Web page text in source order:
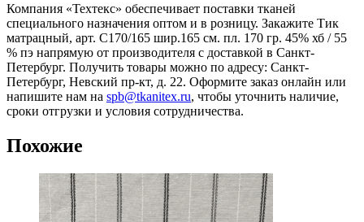
Компания «Техтекс» обеспечивает поставки тканей
специального назначения оптом и в розницу. Закажите Тик
матрацный, арт. С170/165 шир.165 см. пл. 170 гр. 45% хб / 55
% пэ напрямую от производителя с доставкой в Санкт-
Петербург. Получить товары можно по адресу: Санкт-
Петербург, Невский пр-кт, д. 22. Оформите заказ онлайн или
напишите нам на spb@tkanitex.ru, чтобы уточнить наличие,
сроки отгрузки и условия сотрудничества.
Похожие